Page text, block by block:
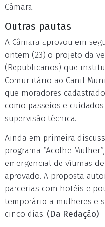
Câmara.
Outras pautas
A Câmara aprovou em
ontem (23) o projeto da
(Republicanos) que
Comunitário ao Canil
que moradores
como passeios e
supervisão técnica.
Ainda em primeira
programa “Acolhe
emergencial de vítimas
aprovado. A proposta
parcerias com hotéis e
temporário a mulheres e
cinco dias. (Da Redação)